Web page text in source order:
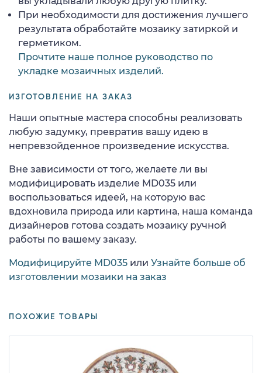
При необходимости для достижения лучшего
результата обработайте мозаику затиркой и
герметиком.
Прочтите наше полное руководство по
укладке мозаичных изделий.
ИЗГОТОВЛЕНИЕ НА ЗАКАЗ
Наши опытные мастера способны реализовать
любую задумку, превратив вашу идею в
непревзойденное произведение искусства.
Вне зависимости от того, желаете ли вы
модифицировать изделие MD035 или
воспользоваться идеей, на которую вас
вдохновила природа или картина, наша команда
дизайнеров готова создать мозаику ручной
работы по вашему заказу.
Модифицируйте MD035 или Узнайте больше об
изготовлении мозаики на заказ
ПОХОЖИЕ ТОВАРЫ